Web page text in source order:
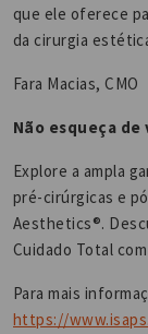
que ele oferece
da cirurgia
Fara Macias, CMO
Não esqueça de
Explore a ampla
pré-cirúrgicas e
Aesthetics®.
Cuidado Total
Para mais
https://